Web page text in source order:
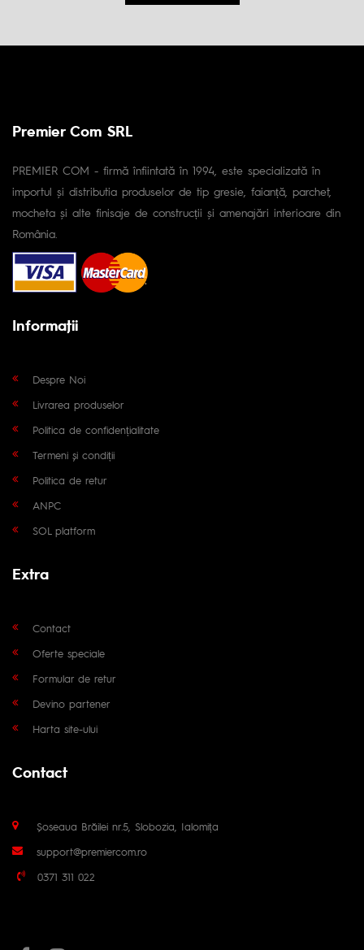
Premier Com SRL
PREMIER COM - firmă înfiintată în 1994, este specializată în
importul și distributia produselor de tip gresie, faianță, parchet,
mocheta și alte finisaje de construcții și amenajări interioare din
România.
Informaţii
Despre Noi
Livrarea produselor
Politica de confidențialitate
Termeni și condiții
Politica de retur
ANPC
SOL platform
Extra
Contact
Oferte speciale
Formular de retur
Devino partener
Harta site-ului
Contact
Șoseaua Brăilei nr.5, Slobozia, Ialomița
support@premiercom.ro
0371 311 022